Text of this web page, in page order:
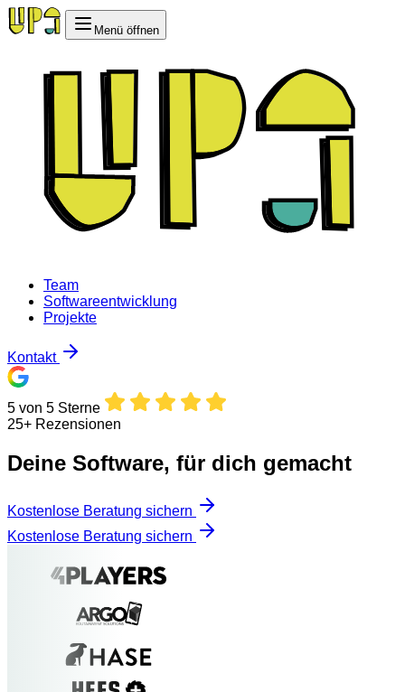
Menü öffnen
Team
Softwareentwicklung
Projekte
Kontakt
5 von 5 Sterne
25+ Rezensionen
Deine Software, für dich gemacht
Kostenlose Beratung sichern
Kostenlose Beratung sichern